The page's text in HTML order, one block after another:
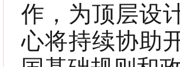
作，为顶层设
心将持续协助